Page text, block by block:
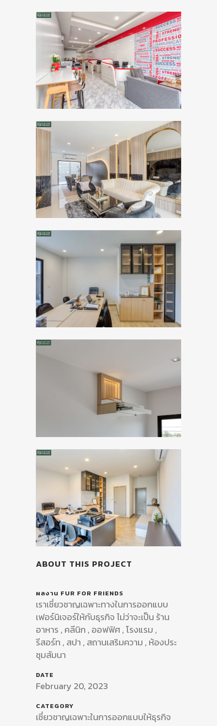
ABOUT THIS PROJECT
ผลงาน FUR FOR FRIENDS
เราเชี่ยวชาญเฉพาะทางในการออกแบบ
เฟอร์นิเจอร์ให้กับธุรกิจ ไม่ว่าจะเป็น ร้าน
อาหาร , คลีนิก , ออฟฟิศ , โรงแรม ,
รีสอร์ท , สปา , สถานเสริมความ , ห้องประ
ชุมสัมนา
DATE
February 20, 2023
CATEGORY
เชี่ยวชาญเฉพาะในการออกแบบให้ธุรกิจ